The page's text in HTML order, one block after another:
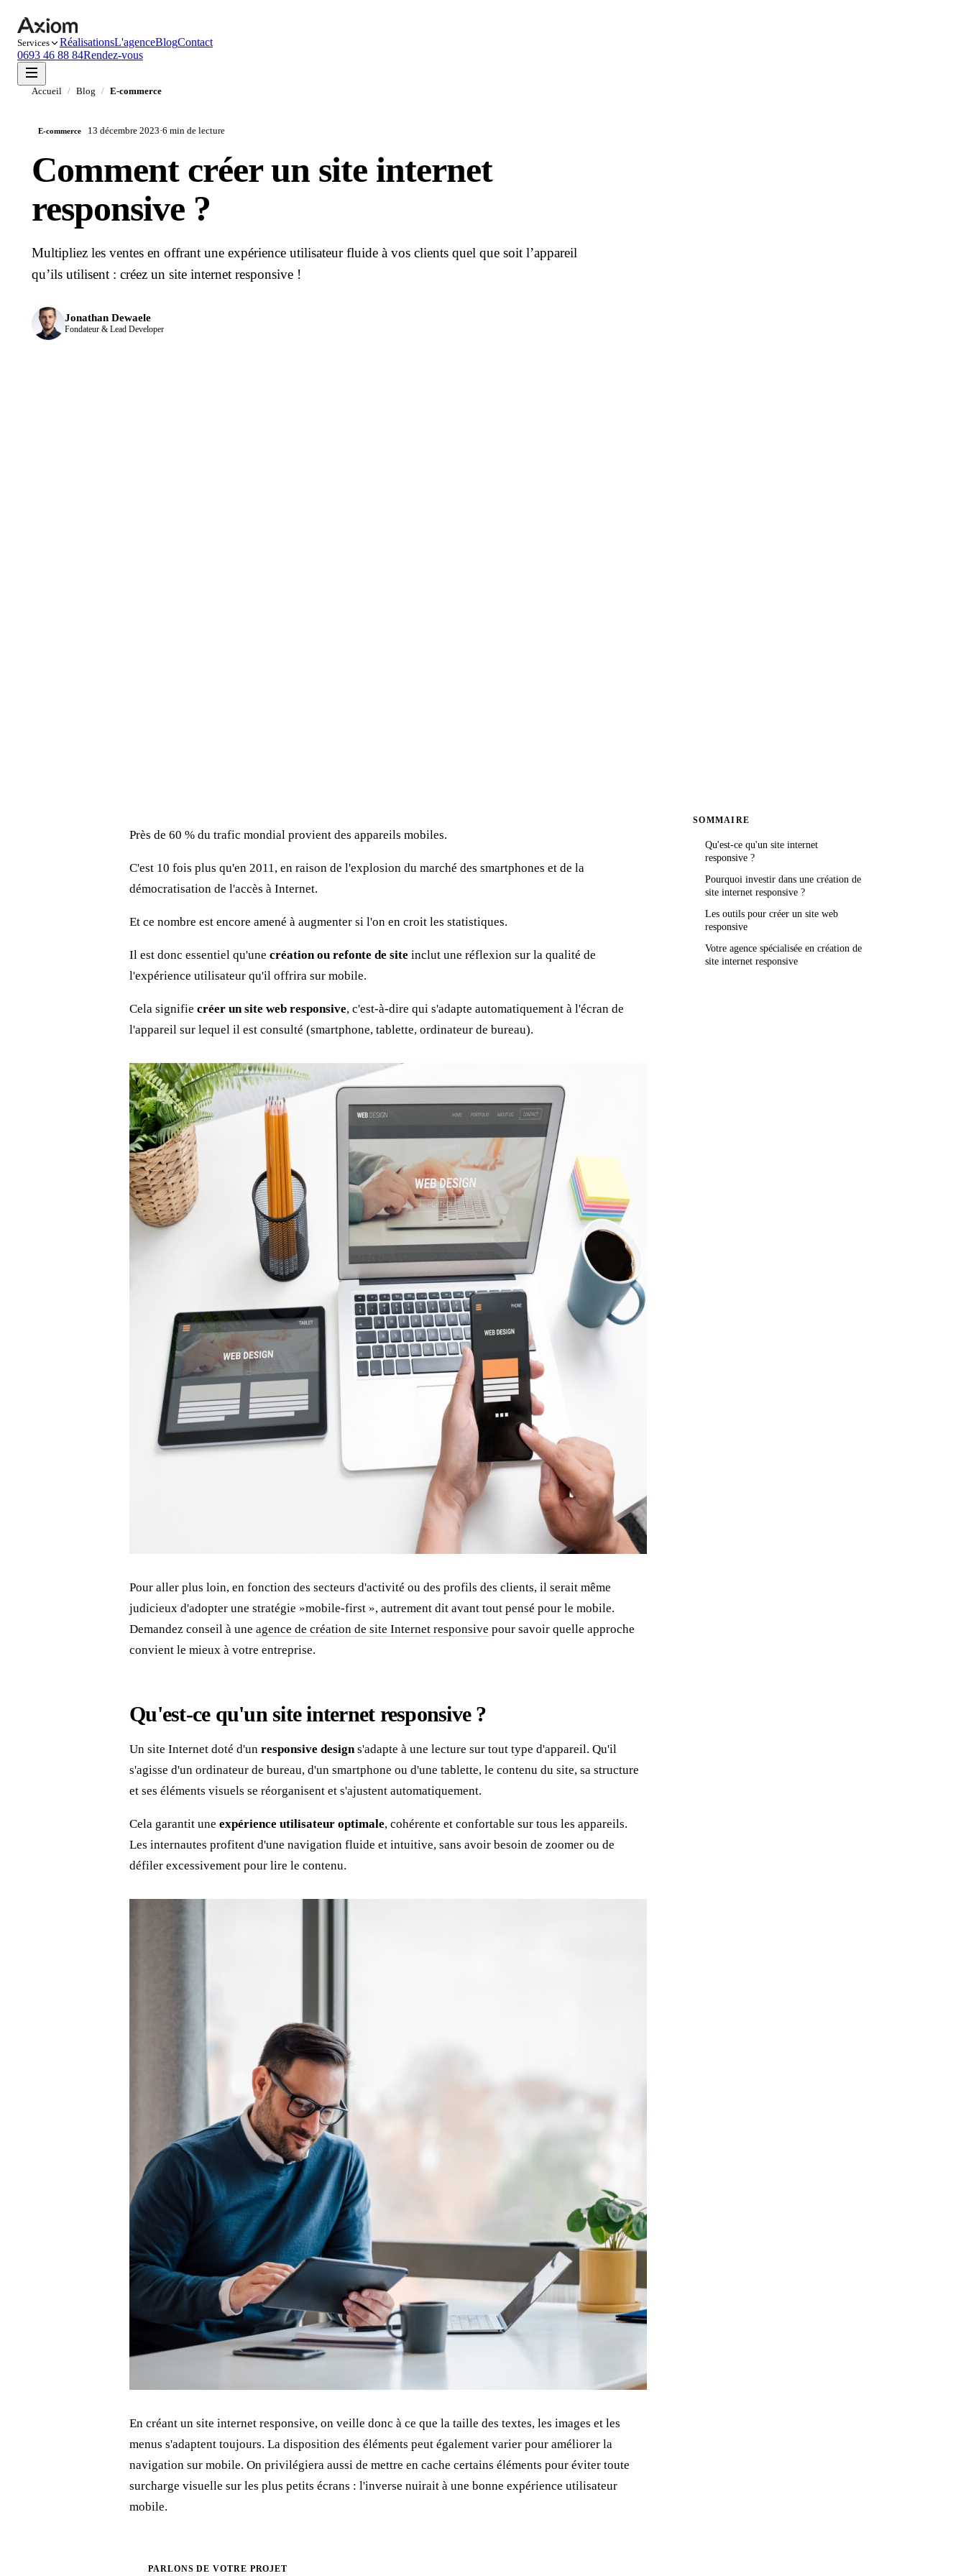
Services RéalisationsL'agenceBlogContact
0693 46 88 84Rendez-vous
Accueil / Blog / E-commerce
E-commerce 13 décembre 2023·6 min de lecture
Comment créer un site internet
responsive ?
Multipliez les ventes en offrant une expérience utilisateur fluide à vos clients quel que soit l’appareil
qu’ils utilisent : créez un site internet responsive !
Jonathan Dewaele
Fondateur & Lead Developer
Près de 60 % du trafic mondial provient des appareils mobiles.
C'est 10 fois plus qu'en 2011, en raison de l'explosion du marché des smartphones et de la
démocratisation de l'accès à Internet.
Et ce nombre est encore amené à augmenter si l'on en croit les statistiques.
Il est donc essentiel qu'une création ou refonte de site inclut une réflexion sur la qualité de
l'expérience utilisateur qu'il offrira sur mobile.
Cela signifie créer un site web responsive, c'est-à-dire qui s'adapte automatiquement à l'écran de
l'appareil sur lequel il est consulté (smartphone, tablette, ordinateur de bureau).
Pour aller plus loin, en fonction des secteurs d'activité ou des profils des clients, il serait même
judicieux d'adopter une stratégie »mobile-first », autrement dit avant tout pensé pour le mobile.
Demandez conseil à une agence de création de site Internet responsive pour savoir quelle approche
convient le mieux à votre entreprise.
Qu'est-ce qu'un site internet responsive ?
Un site Internet doté d'un responsive designs'adapte à une lecture sur tout type d'appareil. Qu'il
s'agisse d'un ordinateur de bureau, d'un smartphone ou d'une tablette, le contenu du site, sa structure
et ses éléments visuels se réorganisent et s'ajustent automatiquement.
Cela garantit une expérience utilisateur optimale, cohérente et confortable sur tous les appareils.
Les internautes profitent d'une navigation fluide et intuitive, sans avoir besoin de zoomer ou de
défiler excessivement pour lire le contenu.
En créant un site internet responsive, on veille donc à ce que la taille des textes, les images et les
menus s'adaptent toujours. La disposition des éléments peut également varier pour améliorer la
navigation sur mobile. On privilégiera aussi de mettre en cache certains éléments pour éviter toute
surcharge visuelle sur les plus petits écrans : l'inverse nuirait à une bonne expérience utilisateur
mobile.
PARLONS DE VOTRE PROJET
SOMMAIRE
Qu'est-ce qu'un site internet
responsive ?
Pourquoi investir dans une création de
site internet responsive ?
Les outils pour créer un site web
responsive
Votre agence spécialisée en création de
site internet responsive